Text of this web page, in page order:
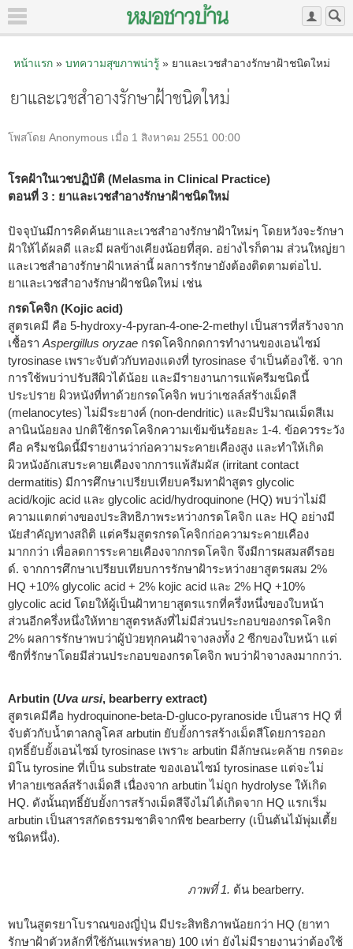
หน้าแรก» บทความสุขภาพน่ารู้» ยาและเวชสำอางรักษาฝ้าชนิดใหม่
ยาและเวชสำอางรักษาฝ้าชนิดใหม่
โพสโดย Anonymous เมื่อ 1 สิงหาคม 2551 00:00
โรคฝ้าในเวชปฏิบัติ (Melasma in Clinical Practice)
ตอนที่ 3 : ยาและเวชสำอางรักษาฝ้าชนิดใหม่
ปัจจุบันมีการคิดค้นยาและเวชสำอางรักษาฝ้าใหม่ๆ โดยหวังจะรักษา
ฝ้าให้ได้ผลดี และมี ผลข้างเคียงน้อยที่สุด. อย่างไรก็ตาม ส่วนใหญ่ยา
และเวชสำอางรักษาฝ้าเหล่านี้ ผลการรักษายังต้องติดตามต่อไป.
ยาและเวชสำอางรักษาฝ้าชนิดใหม่ เช่น
กรดโคจิก (Kojic acid)
สูตรเคมี คือ 5-hydroxy-4-pyran-4-one-2-methyl เป็นสารที่สร้างจาก
เชื้อรา Aspergillus oryzae กรดโคจิกกดการทำงานของเอนไซม์
tyrosinase เพราะจับตัวกับทองแดงที่ tyrosinase จำเป็นต้องใช้. จาก
การใช้พบว่าปรับสีผิวได้น้อย และมีรายงานการแพ้ครีมชนิดนี้
ประปราย ผิวหนังที่ทาด้วยกรดโคจิก พบว่าเซลล์สร้างเม็ดสี
(melanocytes) ไม่มีระยางค์ (non-dendritic) และมีปริมาณเม็ดสีเม
ลานินน้อยลง ปกติใช้กรดโคจิกความเข้มข้นร้อยละ 1-4. ข้อควรระวัง
คือ ครีมชนิดนี้มีรายงานว่าก่อความระคายเคืองสูง และทำให้เกิด
ผิวหนังอักเสบระคายเคืองจากการแพ้สัมผัส (irritant contact
dermatitis) มีการศึกษาเปรียบเทียบครีมทาฝ้าสูตร glycolic
acid/kojic acid และ glycolic acid/hydroquinone (HQ) พบว่าไม่มี
ความแตกต่างของประสิทธิภาพระหว่างกรดโคจิก และ HQ อย่างมี
นัยสำคัญทางสถิติ แต่ครีมสูตรกรดโคจิกก่อความระคายเคือง
มากกว่า เพื่อลดการระคายเคืองจากกรดโคจิก จึงมีการผสมสตีรอย
ด์. จากการศึกษาเปรียบเทียบการรักษาฝ้าระหว่างยาสูตรผสม 2%
HQ +10% glycolic acid + 2% kojic acid และ 2% HQ +10%
glycolic acid โดยให้ผู้เป็นฝ้าทายาสูตรแรกที่ครึ่งหนึ่งของใบหน้า
ส่วนอีกครึ่งหนึ่งให้ทายาสูตรหลังที่ไม่มีส่วนประกอบของกรดโคจิก
2% ผลการรักษาพบว่าผู้ป่วยทุกคนฝ้าจางลงทั้ง 2 ซีกของใบหน้า แต่
ซีกที่รักษาโดยมีส่วนประกอบของกรดโคจิก พบว่าฝ้าจางลงมากกว่า.
Arbutin (Uva ursi, bearberry extract)
สูตรเคมีคือ hydroquinone-beta-D-gluco-pyranoside เป็นสาร HQ ที่
จับตัวกับน้ำตาลกลูโคส arbutin ยับยั้งการสร้างเม็ดสีโดยการออก
ฤทธิ์ยับยั้งเอนไซม์ tyrosinase เพราะ arbutin มีลักษณะคล้าย กรดอะ
มิโน tyrosine ที่เป็น substrate ของเอนไซม์ tyrosinase แต่จะไม่
ทำลายเซลล์สร้างเม็ดสี เนื่องจาก arbutin ไม่ถูก hydrolyse ให้เกิด
HQ. ดังนั้นฤทธิ์ยับยั้งการสร้างเม็ดสีจึงไม่ได้เกิดจาก HQ แรกเริ่ม
arbutin เป็นสารสกัดธรรมชาติจากพืช bearberry (เป็นต้นไม้พุ่มเตี้ย
ชนิดหนึ่ง).
ภาพที่ 1. ต้น bearberry.
พบในสูตรยาโบราณของญี่ปุ่น มีประสิทธิภาพน้อยกว่า HQ (ยาทา
รักษาฝ้าตัวหลักที่ใช้กันแพร่หลาย) 100 เท่า ยังไม่มีรายงานว่าต้องใช้